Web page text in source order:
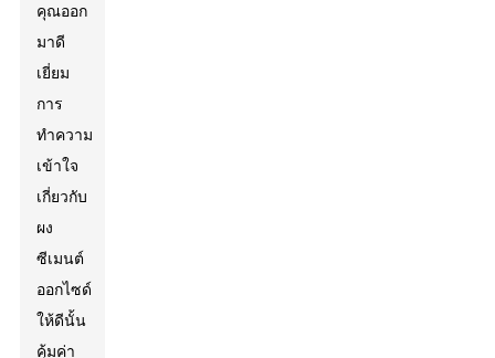
คุณออก
มาดี
เยี่ยม
การ
ทำความ
เข้าใจ
เกี่ยวกับ
ผง
ซีเมนต์
ออกไซด์
ให้ดีนั้น
คุ้มค่า